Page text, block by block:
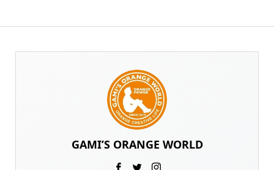
GAMI’S ORANGE WORLD